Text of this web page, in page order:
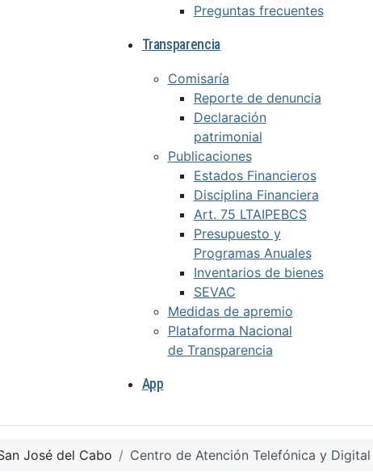
Preguntas frecuentes
Transparencia
Comisaría
Reporte de denuncia
Declaración
patrimonial
Publicaciones
Estados Financieros
Disciplina Financiera
Art. 75 LTAIPEBCS
Presupuesto y
Programas Anuales
Inventarios de bienes
SEVAC
Medidas de apremio
Plataforma Nacional
de Transparencia
App
José del Cabo Centro de Atención Telefónica y Digital